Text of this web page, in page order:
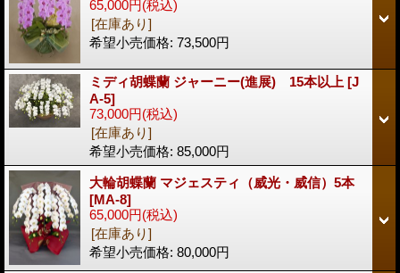
65,000円(税込)
[在庫あり]
希望小売価格: 73,500円
ミディ胡蝶蘭 ジャーニー(進展) 15本以上 [J
A-5]
73,000円(税込)
[在庫あり]
希望小売価格: 85,000円
大輪胡蝶蘭 マジェスティ（威光・威信）5本
[MA-8]
65,000円(税込)
[在庫あり]
希望小売価格: 80,000円